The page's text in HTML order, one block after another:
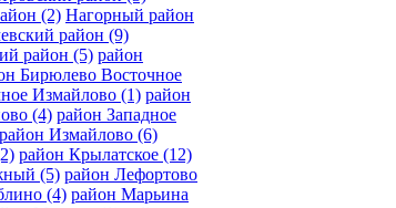
(2) Нагорный район
район (9)
район (5) район
Бирюлево Восточное
Измайлово (1) район
(4) район Западное
район Измайлово (6)
район Крылатское (12)
(5) район Лефортово
(4) район Марьина